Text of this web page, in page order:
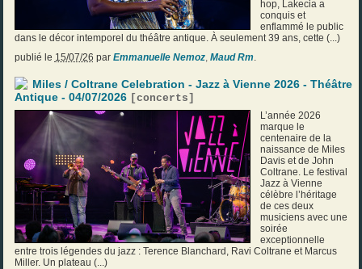
hop, Lakecia a
conquis et
enflammé le public
dans le décor intemporel du théâtre antique. À seulement 39 ans, cette (...)
publié le 15/07/26 par Emmanuelle Nemoz, Maud Rm.
Miles / Coltrane Celebration - Jazz à Vienne 2026 - Théâtre
Antique - 04/07/2026 [concerts ]
L’année 2026
marque le
centenaire de la
naissance de Miles
Davis et de John
Coltrane. Le festival
Jazz à Vienne
célèbre l’héritage
de ces deux
musiciens avec une
soirée
exceptionnelle
entre trois légendes du jazz : Terence Blanchard, Ravi Coltrane et Marcus
Miller. Un plateau (...)